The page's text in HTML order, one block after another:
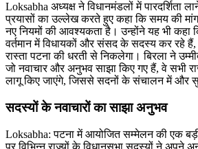
Loksabha अध्यक्ष ने विधानमंडलों में पारदर्शिता
प्रयासों का उल्लेख करते हुए कहा कि समय की
नए नियमों की आवश्यकता है। उन्होंने यह भी कहा
वर्तमान में विधायकों और संसद के सदस्य कर रहे
रास्ता पटना की धरती से निकलेगा। बिरला ने
जो नवाचार और अनुभव साझा किए गए हैं, वे सभी
लागू किए जाएंगे, जिससे सदनों के संचालन में और
सदस्यों के नवाचारों का साझा अनुभव
Loksabha: पटना में आयोजित सम्मेलन की एक
पर विभिन्न राज्यों के विधानसभा सदस्यों ने अपने